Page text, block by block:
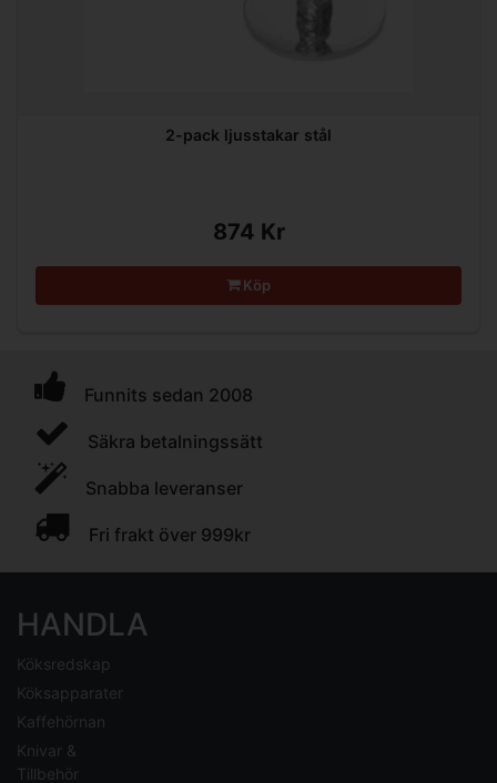
2-pack ljusstakar stål
874 Kr
Köp
Funnits sedan 2008
Säkra betalningssätt
Snabba leveranser
Fri frakt över 999kr
HANDLA
Köksredskap
Köksapparater
Kaffehörnan
Knivar &
Tillbehör